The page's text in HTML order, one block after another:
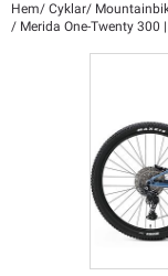
Hem Cyklar
Merida One-Twenty 300